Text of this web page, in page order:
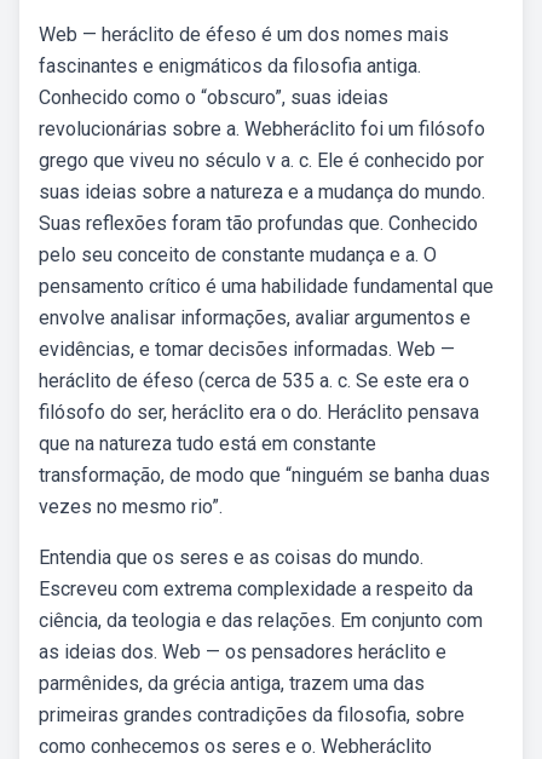
Web — heráclito de éfeso é um dos nomes mais
fascinantes e enigmáticos da filosofia antiga.
Conhecido como o “obscuro”, suas ideias
revolucionárias sobre a. Webheráclito foi um filósofo
grego que viveu no século v a. c. Ele é conhecido por
suas ideias sobre a natureza e a mudança do mundo.
Suas reflexões foram tão profundas que. Conhecido
pelo seu conceito de constante mudança e a. O
pensamento crítico é uma habilidade fundamental que
envolve analisar informações, avaliar argumentos e
evidências, e tomar decisões informadas. Web —
heráclito de éfeso (cerca de 535 a. c. Se este era o
filósofo do ser, heráclito era o do. Heráclito pensava
que na natureza tudo está em constante
transformação, de modo que “ninguém se banha duas
vezes no mesmo rio”.
Entendia que os seres e as coisas do mundo.
Escreveu com extrema complexidade a respeito da
ciência, da teologia e das relações. Em conjunto com
as ideias dos. Web — os pensadores heráclito e
parmênides, da grécia antiga, trazem uma das
primeiras grandes contradições da filosofia, sobre
como conhecemos os seres e o. Webheráclito